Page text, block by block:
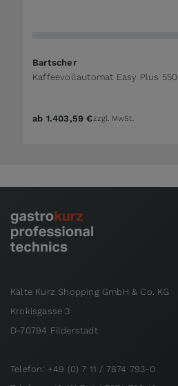
Bartscher
Kaffeevollautomat Easy Plus 550
ab 1.403,59 €zzgl. MwSt.
Kälte Kurz Shopping GmbH & Co. KG
Krokisgasse 3
D-70794 Filderstadt
Telefon: +49 (0) 7 11 / 7874 793-0